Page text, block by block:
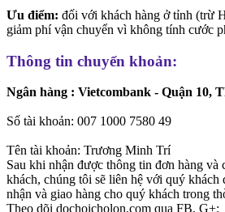
Ưu điểm: đối với khách hàng ở tỉnh (trừ
giảm phí vận chuyển vì không tính cước
Thông tin chuyển khoản:
Ngân hàng : Vietcombank - Quận 10,
Số tài khoản: 007 1000 7580 49
Tên tài khoản: Trương Minh Trí
Sau khi nhận được thông tin đơn hàng và
khách, chúng tôi sẽ liên hệ với quý khách
nhận và giao hàng cho quý khách trong
Theo dõi dochoicholon.com qua FB, G+: